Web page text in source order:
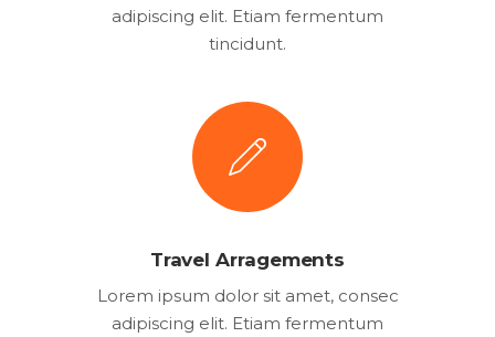
adipiscing elit. Etiam fermentum
tincidunt.
Travel Arragements
Lorem ipsum dolor sit amet, consec
adipiscing elit. Etiam fermentum